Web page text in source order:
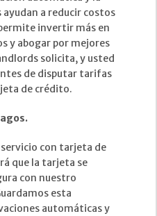
a reducir costos
invertir más en
y abogar por mejores
solicita, y usted
de disputar tarifas
de crédito.
servicio con tarjeta de
que la tarjeta se
con nuestro
esta
automáticas y